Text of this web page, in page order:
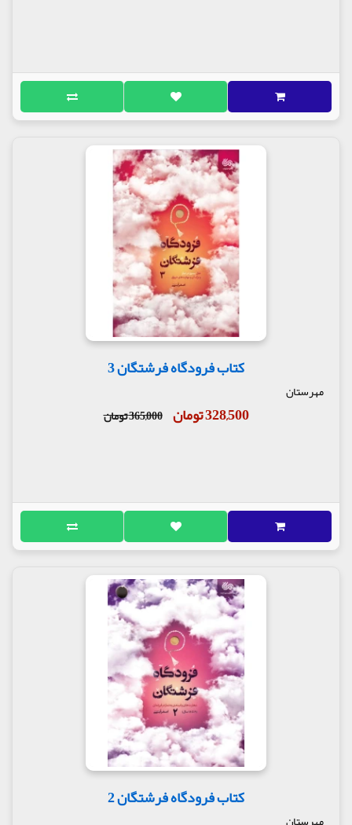
کتاب فرودگاه فرشتگان 3
مهرستان
328,500 تومان 365,000 تومان
کتاب فرودگاه فرشتگان 2